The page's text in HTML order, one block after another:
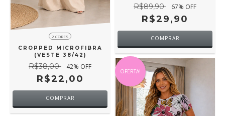
2 CORES
CROPPED MICROFIBRA
(VESTE 38/42)
R$38,00 42% OFF
R$22,00
COMPRAR
R$89,90 67% OFF
R$29,90
COMPRAR
OFERTA!